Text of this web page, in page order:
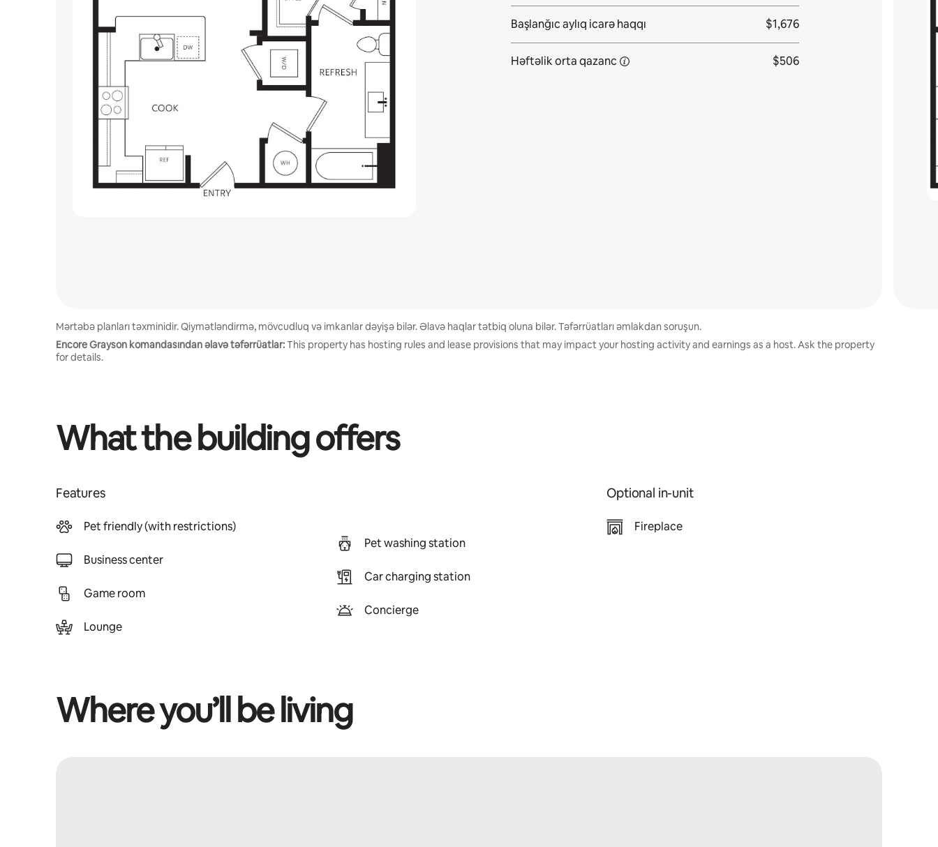
Başlanğıc aylıq icarə haqqı $1,676
Həftəlik ortaqazanc $506
Mərtəbə planları təxminidir. Qiymətləndirmə, mövcudluq və imkanlar dəyişə bilər. Əlavə haqlar tətbiq oluna bilər. Təfərrüatları əmlakdan soruşun.
Encore Grayson komandasından əlavə təfərrüatlar:This property has hosting rules and lease provisions that may impact your hosting activity and earnings as a host. Ask the property
for details.
What the building offers
Features
Pet friendly (with restrictions)
Business center
Game room
Lounge
Pet washing station
Car charging station
Concierge
Optional in-unit
Fireplace
Where you’ll be living